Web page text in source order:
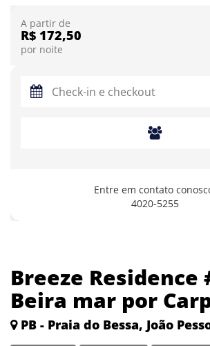
Breeze Residence
Beira mar por
PB - Praia do Bessa, João
A partir de
R$ 172,50
por noite
Entre em contato
4020-5255